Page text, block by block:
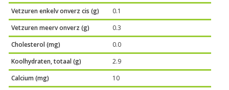
Vetzuren enkelv onverz cis (g)
0.1
Vetzuren meerv onverz (g)
0.3
Cholesterol (mg)
0.0
Koolhydraten, totaal (g)
2.9
Calcium (mg)
10